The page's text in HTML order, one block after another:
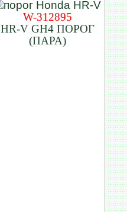
W-312895
HR-V GH4 ПОРОГ
(ПАРА)